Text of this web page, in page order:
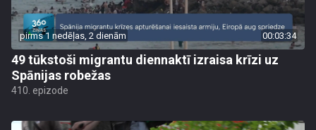
pirms 1 nedēļas, 2 dienām 00:03:34
49 tūkstoši migrantu diennaktī izraisa krīzi uz
Spānijas robežas
410. epizode